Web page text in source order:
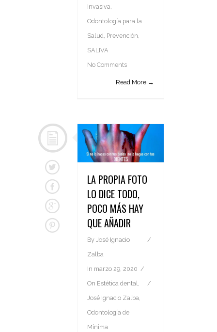
Invasiva,
Odontología para la
Salud, Prevención,
SALIVA
No Comments
Read More →
LA PROPIA FOTO
LO DICE TODO,
POCO MÁS HAY
QUE AÑADIR
By José Ignacio
Zalba
In marzo 29, 2020
On Estética dental
José Ignacio Zalba
Odontología de
Mínima